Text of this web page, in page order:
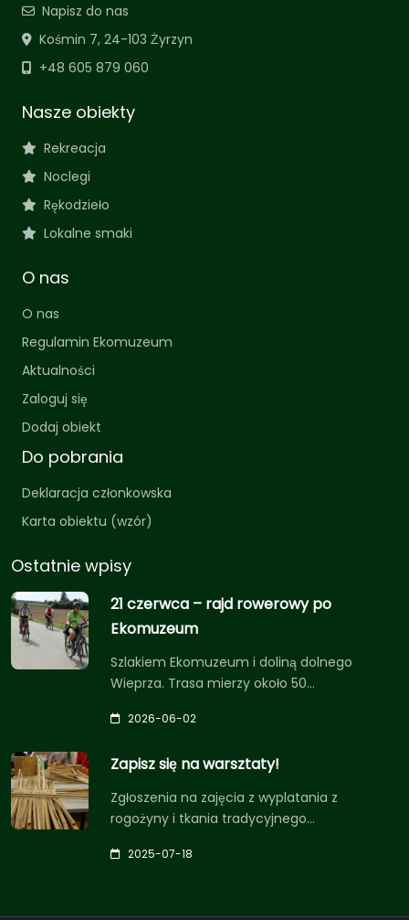
Napisz do nas
Kośmin 7, 24-103 Żyrzyn
+48 605 879 060
Nasze obiekty
Rekreacja
Noclegi
Rękodzieło
Lokalne smaki
O nas
O nas
Regulamin Ekomuzeum
Aktualności
Zaloguj się
Dodaj obiekt
Do pobrania
Deklaracja członkowska
Karta obiektu (wzór)
Ostatnie wpisy
21 czerwca – rajd rowerowy po
Ekomuzeum
Szlakiem Ekomuzeum i doliną dolnego
Wieprza. Trasa mierzy około 50…
2026-06-02
Zapisz się na warsztaty!
Zgłoszenia na zajęcia z wyplatania z
rogożyny i tkania tradycyjnego…
2025-07-18